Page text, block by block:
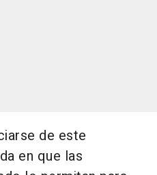
de este
en que las